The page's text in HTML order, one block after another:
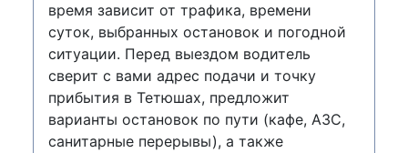
время зависит от трафика, времени
суток, выбранных остановок и погодной
ситуации. Перед выездом водитель
сверит с вами адрес подачи и точку
прибытия в Тетюшах, предложит
варианты остановок по пути (кафе, АЗС,
санитарные перерывы), а также